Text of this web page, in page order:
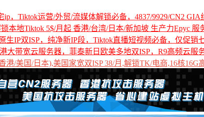
ip，Tiktok运营/外贸/流媒体解锁必备，4837/9929/CN2 GIA
锁本地Tiktok 5$/月起 香港/台湾/日本/新加坡 生产力Epyc 服
生IP双ISP，纯净新IP段，Tiktok直播短视频必备，仅促销
大带宽云服务器，菲泰新日欧美多地双ISP，R9高频云服
港/美国/日本),美国家宽双ISP 38/月,解锁TK/电商,16核16G